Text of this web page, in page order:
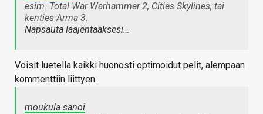
esim. Total War Warhammer 2, Cities Skylines, tai
kenties Arma 3.
Napsauta laajentaaksesi…
Voisit luetella kaikki huonosti optimoidut pelit, alempaan
kommenttiin liittyen.
moukula sanoi